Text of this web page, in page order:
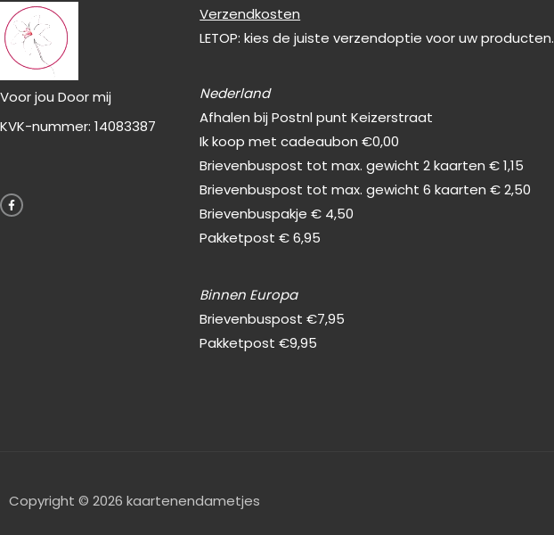
Voor jou Door mij
KVK-nummer: 14083387
a
c
e
Verzendkosten
LETOP: kies de juiste verzendoptie voor uw producten.
Nederland
Afhalen bij Postnl punt Keizerstraat
Ik koop met cadeaubon €0,00
Brievenbuspost tot max. gewicht 2 kaarten € 1,15
Brievenbuspost tot max. gewicht 6 kaarten € 2,50
Brievenbuspakje € 4,50
Pakketpost € 6,95
Binnen Europa
Brievenbuspost €7,95
Pakketpost €9,95
Copyright © 2026 kaartenendametjes